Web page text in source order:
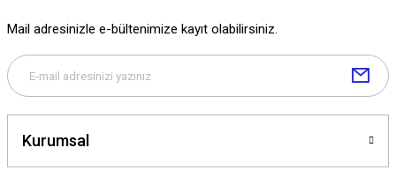
Mail adresinizle e-bültenimize kayıt olabilirsiniz.
Kurumsal